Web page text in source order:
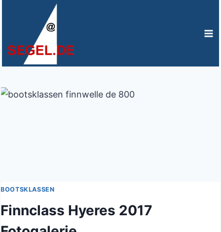
springen
BOOTSKLASSEN
Finnclass Hyeres 2017